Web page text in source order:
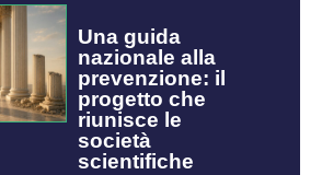
​​​​Una guida
nazionale alla
prevenzione: il
progetto che
riunisce le
società
scientifiche